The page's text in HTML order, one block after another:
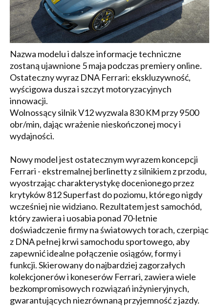
Nazwa modelu i dalsze informacje techniczne
zostaną ujawnione 5 maja podczas premiery online.
Ostateczny wyraz DNA Ferrari: ekskluzywność,
wyścigowa dusza i szczyt motoryzacyjnych
innowacji.
Wolnossący silnik V12 wyzwala 830 KM przy 9500
obr/min, dając wrażenie nieskończonej mocy i
wydajności.
Nowy model jest ostatecznym wyrazem koncepcji
Ferrari - ekstremalnej berlinetty z silnikiem z przodu,
wyostrzając charakterystykę docenionego przez
krytyków 812 Superfast do poziomu, którego nigdy
wcześniej nie widziano. Rezultatem jest samochód,
który zawiera i uosabia ponad 70-letnie
doświadczenie firmy na światowych torach, czerpiąc
z DNA pełnej krwi samochodu sportowego, aby
zapewnić idealne połączenie osiągów, formy i
funkcji. Skierowany do najbardziej zagorzałych
kolekcjonerów i koneserów Ferrari, zawiera wiele
bezkompromisowych rozwiązań inżynieryjnych,
gwarantujących niezrównaną przyjemność z jazdy.